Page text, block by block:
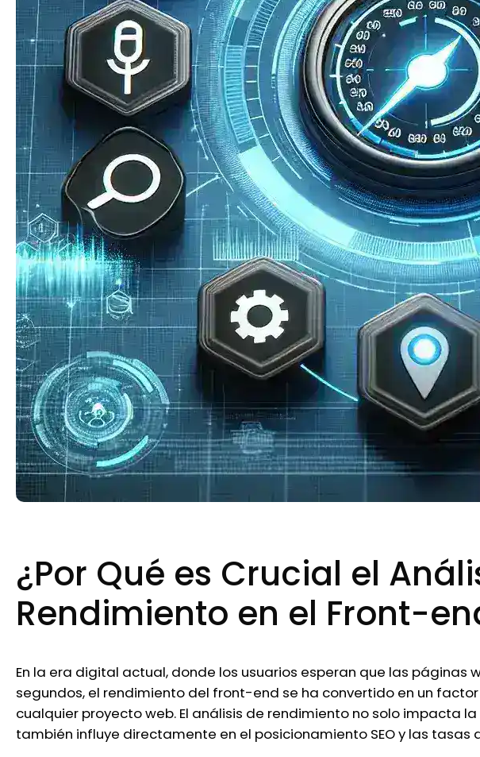
¿Por Qué es Crucial el
Rendimiento en el Front-
En la era digital actual, donde los usuarios esperan que las páginas
segundos, el rendimiento del front-end se ha convertido en un
cualquier proyecto web. El análisis de rendimiento no solo impacta
también influye directamente en el posicionamiento SEO y las tasas